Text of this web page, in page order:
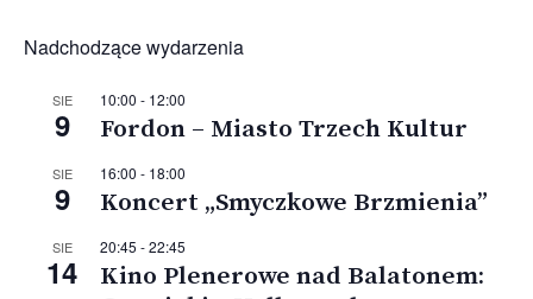
Nadchodzące wydarzenia
SIE
9
10:00 - 12:00
Fordon – Miasto Trzech Kultur
SIE
9
16:00 - 18:00
Koncert „Smyczkowe Brzmienia”
SIE
14
20:45 -22:45
Kino Plenerowe nad Balatonem: